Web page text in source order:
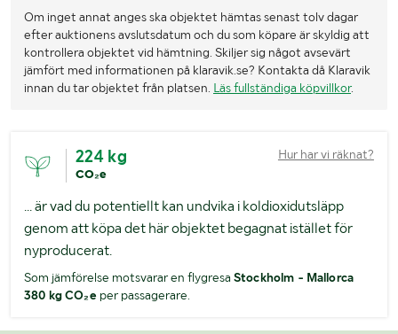
Om inget annat anges ska objektet hämtas senast tolv dagar
efter auktionens avslutsdatum och du som köpare är skyldig att
kontrollera objektet vid hämtning. Skiljer sig något avsevärt
jämfört med informationen på klaravik.se? Kontakta då Klaravik
innan du tar objektet från platsen. Läs fullständiga köpvillkor.
224 kg
CO₂e
Hur har vi räknat?
... är vad du potentiellt kan undvika i koldioxidutsläpp
genom att köpa det här objektet begagnat istället för
nyproducerat.
Som jämförelse motsvarar en flygresa Stockholm - Mallorca
380 kg CO₂eper passagerare.